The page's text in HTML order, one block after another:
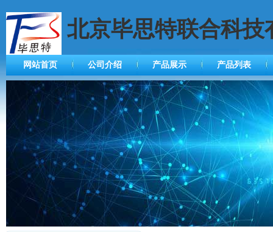
北京毕思特联合科技
网站首页 公司介绍 产品展示 产品列表